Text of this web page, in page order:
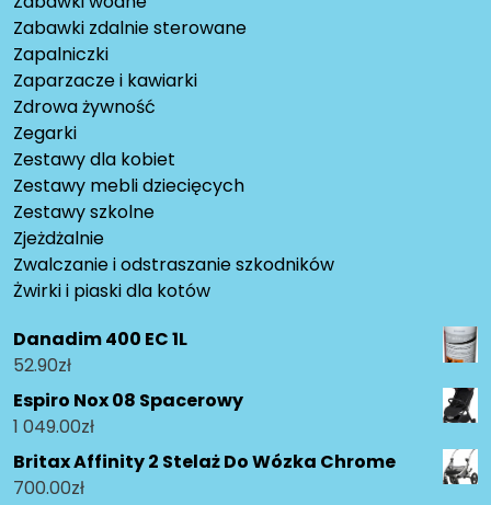
Zabawki zdalnie sterowane
Zapalniczki
Zaparzacze i kawiarki
Zdrowa żywność
Zegarki
Zestawy dla kobiet
Zestawy mebli dziecięcych
Zestawy szkolne
Zjeżdżalnie
Zwalczanie i odstraszanie szkodników
Żwirki i piaski dla kotów
Danadim 400 EC 1L
52.90zł
Espiro Nox 08 Spacerowy
1 049.00zł
Britax Affinity 2 Stelaż Do Wózka Chrome
700.00zł